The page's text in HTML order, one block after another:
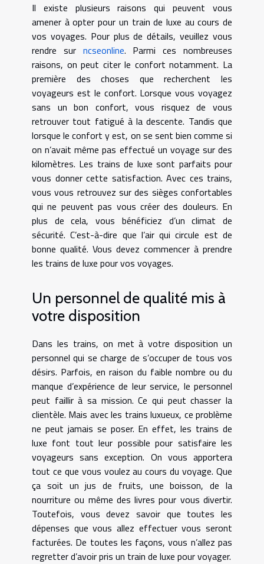
Il existe plusieurs raisons qui peuvent vous
amener à opter pour un train de luxe au cours de
vos voyages. Pour plus de détails, veuillez vous
rendre sur ncseonline. Parmi ces nombreuses
raisons, on peut citer le confort notamment. La
première des choses que recherchent les
voyageurs est le confort. Lorsque vous voyagez
sans un bon confort, vous risquez de vous
retrouver tout fatigué à la descente. Tandis que
lorsque le confort y est, on se sent bien comme si
on n’avait même pas effectué un voyage sur des
kilomètres. Les trains de luxe sont parfaits pour
vous donner cette satisfaction. Avec ces trains,
vous vous retrouvez sur des sièges confortables
qui ne peuvent pas vous créer des douleurs. En
plus de cela, vous bénéficiez d’un climat de
sécurité. C’est-à-dire que l’air qui circule est de
bonne qualité. Vous devez commencer à prendre
les trains de luxe pour vos voyages.
Un personnel de qualité mis à
votre disposition
Dans les trains, on met à votre disposition un
personnel qui se charge de s’occuper de tous vos
désirs. Parfois, en raison du faible nombre ou du
manque d’expérience de leur service, le personnel
peut faillir à sa mission. Ce qui peut chasser la
clientèle. Mais avec les trains luxueux, ce problème
ne peut jamais se poser. En effet, les trains de
luxe font tout leur possible pour satisfaire les
voyageurs sans exception. On vous apportera
tout ce que vous voulez au cours du voyage. Que
ça soit un jus de fruits, une boisson, de la
nourriture ou même des livres pour vous divertir.
Toutefois, vous devez savoir que toutes les
dépenses que vous allez effectuer vous seront
facturées. De toutes les façons, vous n’allez pas
regretter d’avoir pris un train de luxe pour voyager.